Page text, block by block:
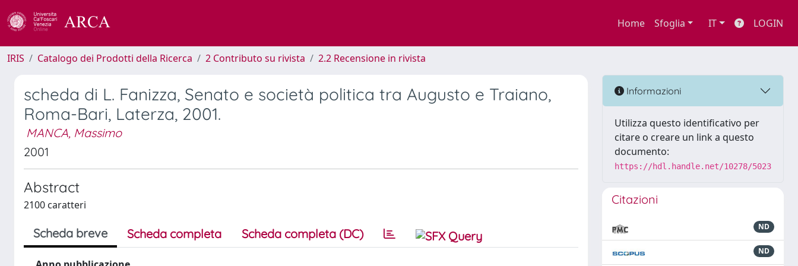
Home Sfoglia IT LOGIN
IRIS Catalogo dei Prodotti della Ricerca 2 Contributo su rivista 2.2 Recensione in rivista
scheda di L. Fanizza, Senato e società politica tra Augusto e Traiano,
Roma-Bari, Laterza, 2001.
MANCA, Massimo
2001
Abstract
2100 caratteri
Scheda breve Scheda completa Scheda completa (DC)
Informazioni
Utilizza questo identificativo per
citare o creare un link a questo
documento:
https://hdl.handle.net/10278/5023
Citazioni
ND
ND